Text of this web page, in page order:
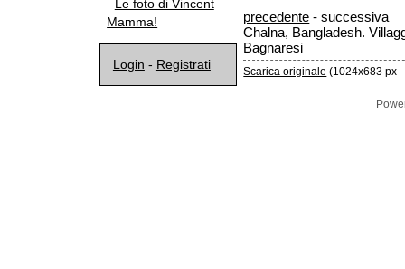
Le foto di Vincent
Mamma!
Login - Registrati
precedente - successiva
Chalna, Bangladesh.
Bagnaresi
Scarica originale (1024x683 px